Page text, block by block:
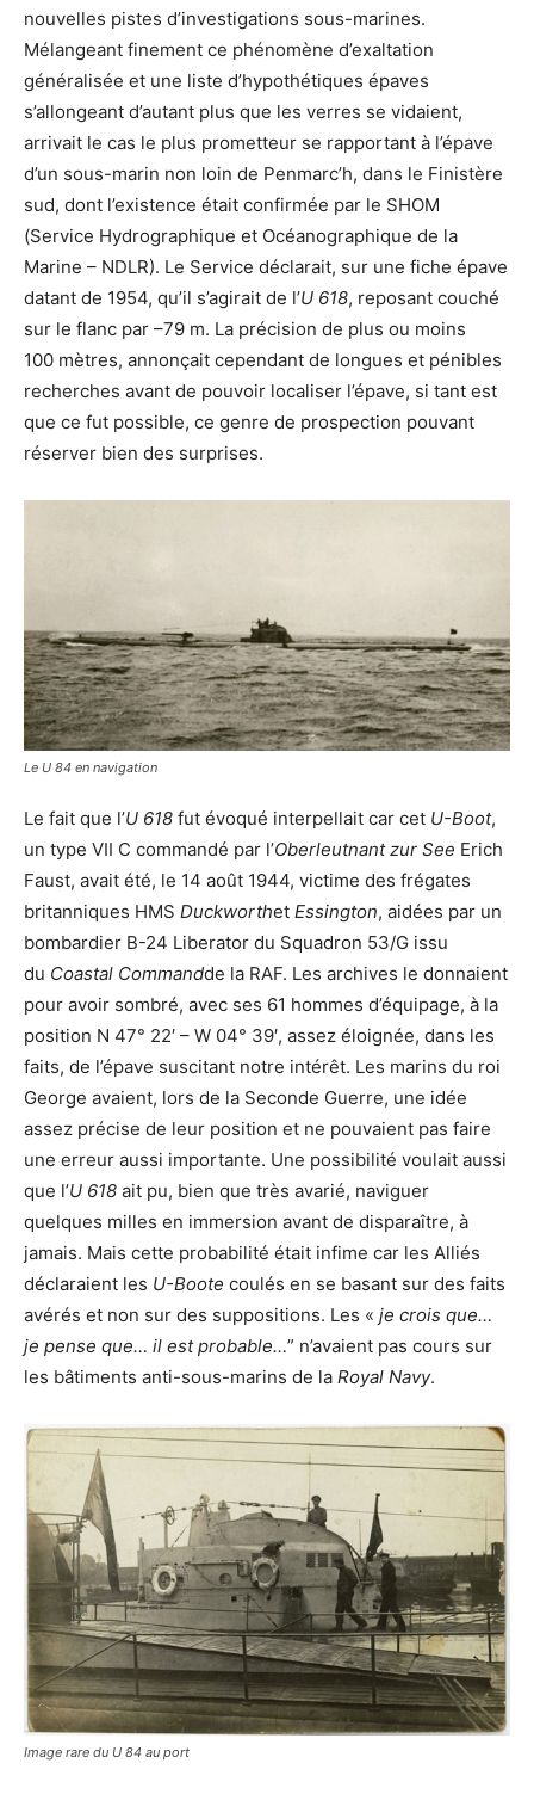
nouvelles pistes d’investigations sous-marines.
Mélangeant finement ce phénomène d’exaltation
généralisée et une liste d’hypothétiques épaves
s’allongeant d’autant plus que les verres se vidaient,
arrivait le cas le plus prometteur se rapportant à l’épave
d’un sous-marin non loin de Penmarc’h, dans le Finistère
sud, dont l’existence était confirmée par le SHOM
(Service Hydrographique et Océanographique de la
Marine – NDLR). Le Service déclarait, sur une fiche épave
datant de 1954, qu’il s’agirait de l’U 618, reposant couché
sur le flanc par –79 m. La précision de plus ou moins
100 mètres, annonçait cependant de longues et pénibles
recherches avant de pouvoir localiser l’épave, si tant est
que ce fut possible, ce genre de prospection pouvant
réserver bien des surprises.
Le U 84 en navigation
Le fait que l’U 618 fut évoqué interpellait car cet U-Boot,
un type VII C commandé par l’Oberleutnant zur See Erich
Faust, avait été, le 14 août 1944, victime des frégates
britanniques HMS Duckworthet Essington, aidées par un
bombardier B-24 Liberator du Squadron 53/G issu
du Coastal Commandde la RAF. Les archives le donnaient
pour avoir sombré, avec ses 61 hommes d’équipage, à la
position N 47° 22′ – W 04° 39′, assez éloignée, dans les
faits, de l’épave suscitant notre intérêt. Les marins du roi
George avaient, lors de la Seconde Guerre, une idée
assez précise de leur position et ne pouvaient pas faire
une erreur aussi importante. Une possibilité voulait aussi
que l’U 618 ait pu, bien que très avarié, naviguer
quelques milles en immersion avant de disparaître, à
jamais. Mais cette probabilité était infime car les Alliés
déclaraient les U-Boote coulés en se basant sur des faits
avérés et non sur des suppositions. Les « je crois que…
je pense que… il est probable…” n’avaient pas cours sur
les bâtiments anti-sous-marins de la Royal Navy.
Image rare du U 84 au port